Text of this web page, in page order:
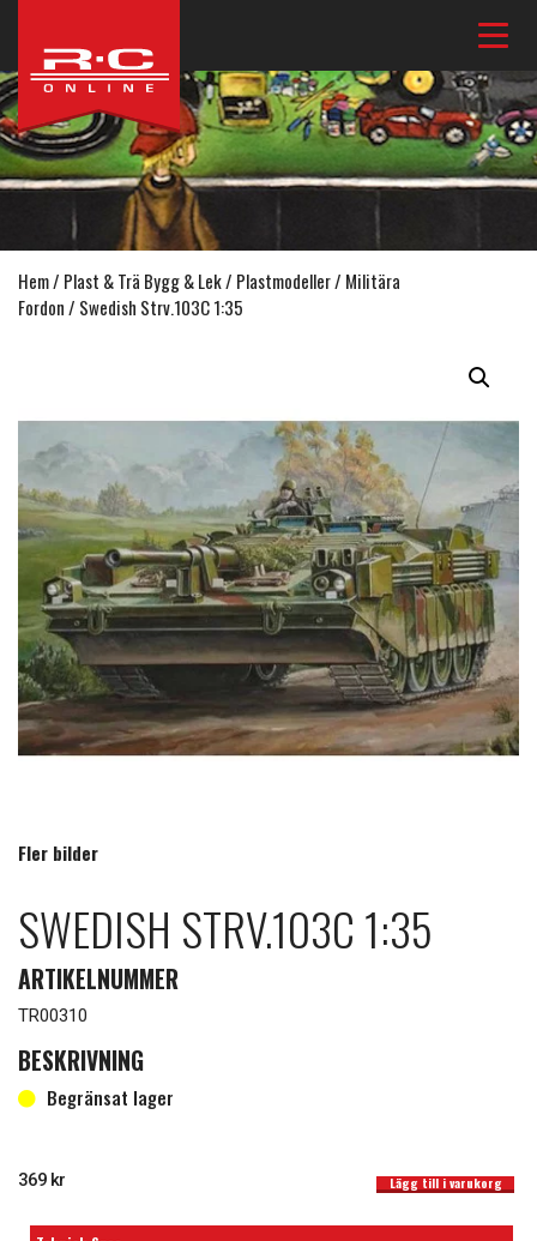
Hem/ Plast & Trä Bygg & Lek/ Plastmodeller/ Militära
Fordon/ Swedish Strv.103C 1:35
Fler bilder
SWEDISH STRV.103C 1:35
ARTIKELNUMMER
TR00310
BESKRIVNING
Begränsat lager
369 kr I lager
Swedish Strv.103C 1:35 mängd
Lägg till i varukorg